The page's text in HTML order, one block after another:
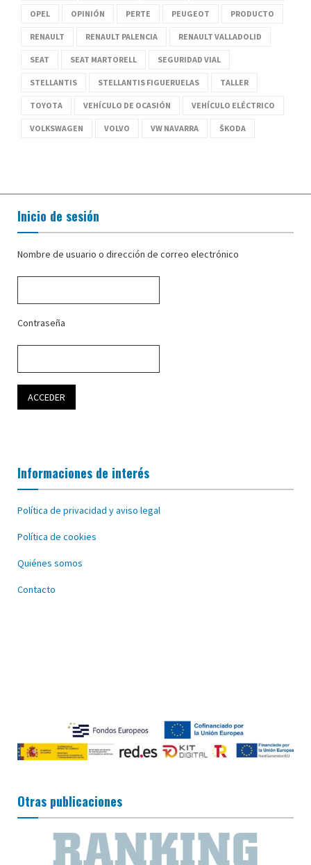
OPEL OPINIÓN PERTE PEUGEOT PRODUCTO
RENAULT RENAULT PALENCIA RENAULT VALLADOLID
SEAT SEAT MARTORELL SEGURIDAD VIAL
STELLANTIS STELLANTIS FIGUERUELAS TALLER
TOYOTA VEHÍCULO DE OCASIÓN VEHÍCULO ELÉCTRICO
VOLKSWAGEN VOLVO VW NAVARRA ŠKODA
Inicio de sesión
Nombre de usuario o dirección de correo electrónico
Contraseña
Informaciones de interés
Política de privacidad y aviso legal
Política de cookies
Quiénes somos
Contacto
Otras publicaciones